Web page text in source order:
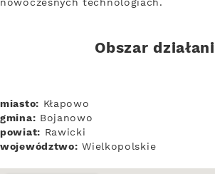
nowoczesnych technologiach.
Obszar
miasto: Kłapowo
gmina: Bojanowo
powiat: Rawicki
województwo: Wielkopolskie